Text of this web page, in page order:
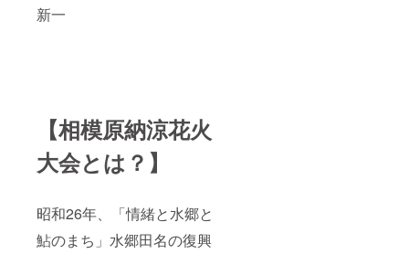
新一
【相模原納涼花火
大会とは？】
昭和26年、「情緒と水郷と
鮎のまち」水郷田名の復興